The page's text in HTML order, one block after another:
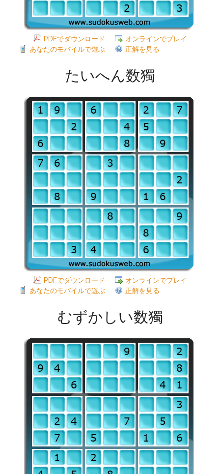
PDFでダウンロード
オンラインでプレイ
あなたのモバイルで遊ぶ
正解を見る
たいへん数獨
PDFでダウンロード
オンラインでプレイ
あなたのモバイルで遊ぶ
正解を見る
むずかしい数獨